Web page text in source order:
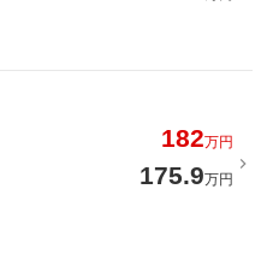
182万円
175.9万円